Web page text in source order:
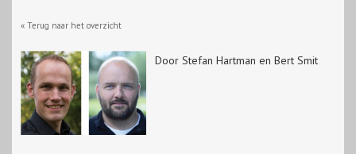
« Terug naar het overzicht
Door Stefan Hartman en Bert Smit